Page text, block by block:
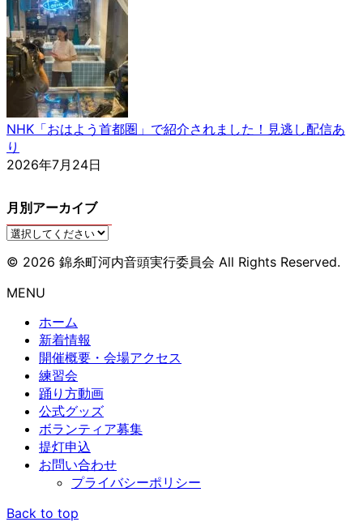
NHK「おはよう首都圏」で紹介されました！見逃し配信あ
り
2026年7月24日
月別アーカイブ
© 2026 錦糸町河内音頭実行委員会 All Rights Reserved.
MENU
ホーム
新着情報
開催概要・会場アクセス
練習会
踊り方動画
公式グッズ
ボランティア募集
提灯申込
お問い合わせ
プライバシーポリシー
ア
Back to top